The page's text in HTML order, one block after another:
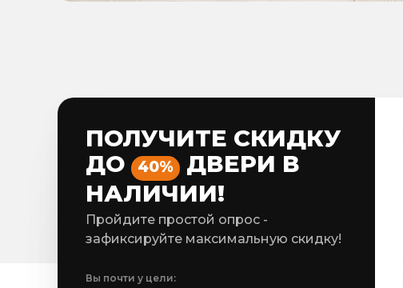
ПОЛУЧИТЕ СКИДКУ
ДО
40%
ДВЕРИ В
НАЛИЧИИ!
Пройдите простой опрос -
зафиксируйте максимальную скидку!
Вы почти у цели: